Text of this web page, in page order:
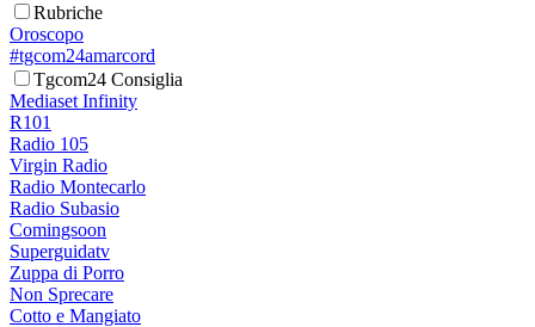
Rubriche
Oroscopo
#tgcom24amarcord
Tgcom24 Consiglia
Mediaset Infinity
R101
Radio 105
Virgin Radio
Radio Montecarlo
Radio Subasio
Comingsoon
Superguidatv
Zuppa di Porro
Non Sprecare
Cotto e Mangiato